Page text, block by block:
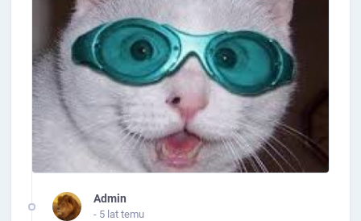
Admin
- 5 lat temu